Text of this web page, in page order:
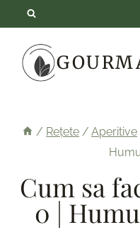
content
/ Rețete / Aperitive
Cum sa
0 |